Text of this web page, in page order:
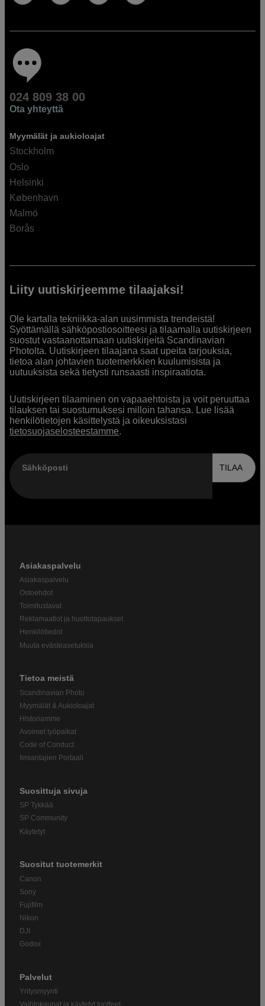
024 809 38 00
Ota yhteyttä
Myymälät ja aukioloajat
Stockholm
Oslo
Helsinki
København
Malmö
Borås
Liity uutiskirjeemme tilaajaksi!
Ole kartalla tekniikka-alan uusimmista trendeistä!
Syöttämällä sähköpostiosoitteesi ja tilaamalla uutiskirjeen
suostut vastaanottamaan uutiskirjeitä Scandinavian
Photolta. Uutiskirjeen tilaajana saat upeita tarjouksia,
tietoa alan johtavien tuotemerkkien kuulumisista ja
uutuuksista sekä tietysti runsaasti inspiraatiota.
Uutiskirjeen tilaaminen on vapaaehtoista ja voit peruuttaa
tilauksen tai suostumuksesi milloin tahansa. Lue lisää
henkilötietojen käsittelystä ja oikeuksistasi
tietosuojaselosteestamme.
Sähköposti TILAA
Asiakaspalvelu
Asiakaspalvelu
Ostoehdot
Toimitustavat
Reklamaatiot ja huoltotapaukset
Henkilötiedot
Muuta evästeasetuksia
Tietoa meistä
Scandinavian Photo
Myymälät & Aukioloajat
Historiamme
Avoimet työpaikat
Code of Conduct
Ilmiantajien Portaali
Suosittuja sivuja
SP Tykkää
SP Community
Käytetyt
Suositut tuotemerkit
Canon
Sony
Fujifilm
Nikon
DJI
Godox
Palvelut
Yritysmyynti